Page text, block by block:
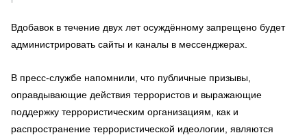
Вдобавок в течение двух лет осуждённому запрещено будет
администрировать сайты и каналы в мессенджерах.
В пресс-службе напомнили, что публичные призывы,
оправдывающие действия террористов и выражающие
поддержку террористическим организациям, как и
распространение террористической идеологии, являются